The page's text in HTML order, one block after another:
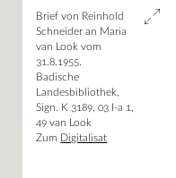
Brief von Reinhold
Schneider an Maria
van Look vom
31.8.1955.
Badische
Landesbibliothek,
Sign. K 3189, 03 I-a 1,
49 van Look
Zum Digitalisat